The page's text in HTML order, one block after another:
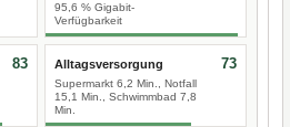
95,6 % Gigabit-
Verfügbarkeit
83 Alltagsversorgung
Supermarkt 6,2 Min., Notfall
15,1 Min., Schwimmbad 7,8
Min.
73